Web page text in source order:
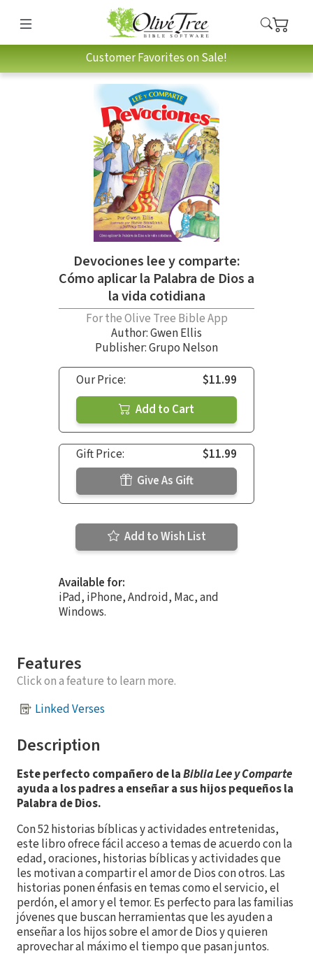
Customer Favorites on Sale!
Devociones lee y comparte:
Cómo aplicar la Palabra de Dios a
la vida cotidiana
For the Olive Tree Bible App
Author:Gwen Ellis
Publisher: Grupo Nelson
Our Price:
$11.99
Add to Cart
Gift Price:
$11.99
Give As Gift
Add to Wish List
Available for:
iPad, iPhone, Android, Mac, and
Windows.
Features
Click on a feature to learn more.
Linked Verses
Description
Este perfecto compañero de laBiblia Lee y Comparte
ayuda a los padres a enseñar a sus hijos pequeños la
Palabra de Dios.
Con 52 historias bíblicas y actividades entretenidas,
este libro ofrece fácil acceso a temas de acuerdo con la
edad, oraciones, historias bíblicas y actividades que
les motivan a compartir el amor de Dios con otros. Las
historias ponen énfasis en temas como el servicio, el
perdón, el amor y el temor. Es perfecto para las familias
jóvenes que buscan herramientas que les ayuden a
enseñar a los hijos sobre el amor de Dios y quieren
aprovechar al máximo el tiempo que pasan juntos.